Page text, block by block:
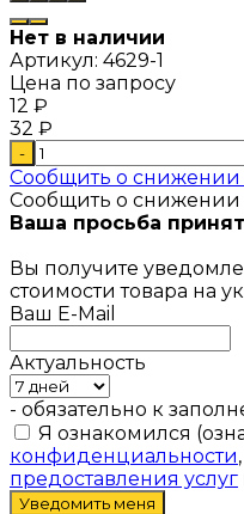
Нет в наличии
Артикул: 4629-1
Цена по запросу
12 ₽
32 ₽
-
Сообщить о
Сообщить о
Ваша просьба
Вы получите
стоимости товара на
Ваш E-Mail
Актуальность
- обязательно к
Я ознакомился
конфиденциальности
предоставления услуг